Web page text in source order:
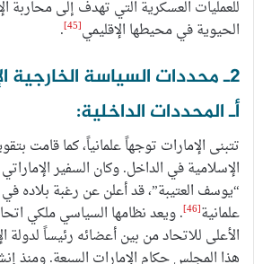
للعمليات العسكرية التي تهدف إلى محاربة
الحيوية في محيطها الإقليمي[45]
.
2ـ محددات السياسة الخارجية الإماراتية
أـ المحددات الداخلية:
تتبنى الإمارات توجهاً علمانياً، كما قامت
الإسلامية في الداخل. وكان السفير
“يوسف العتيبة”، قد أعلن عن رغبة بلاده
علمانية[46]
. ويعد نظامها السياسي ملكي
الأعلى للاتحاد من بين أعضائه رئيساً لدولة